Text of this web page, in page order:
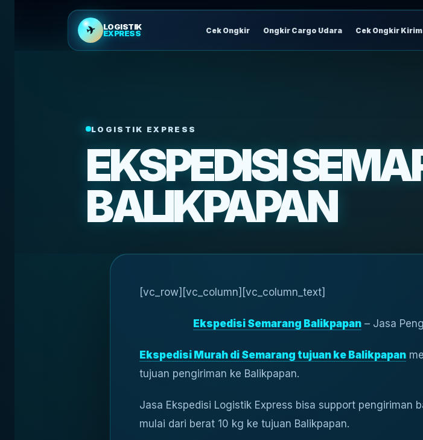
✈ LOGISTIK
EXPRESS Cek Ongkir Ongkir Cargo Udara Cek Ongkir
LOGISTIK EXPRESS
EKSPEDISI
BALIKPAPAN
[vc_row][vc_column][vc_column_text]
Ekspedisi Semarang Balikpapan– Jasa
Ekspedisi Murah di Semarang tujuan ke Balikpapan
tujuan pengiriman ke Balikpapan.
Jasa Ekspedisi Logistik Express bisa support pengiriman
mulai dari berat 10 kg ke tujuan Balikpapan.